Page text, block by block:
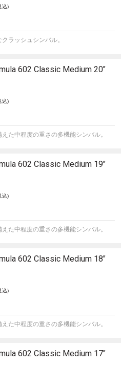
込)
ラッシュシンバル。
602 Classic Medium 20"
込)
た中程度の重さの多機能シンバル。
602 Classic Medium 19"
込)
た中程度の重さの多機能シンバル。
602 Classic Medium 18"
込)
た中程度の重さの多機能シンバル。
602 Classic Medium 17"